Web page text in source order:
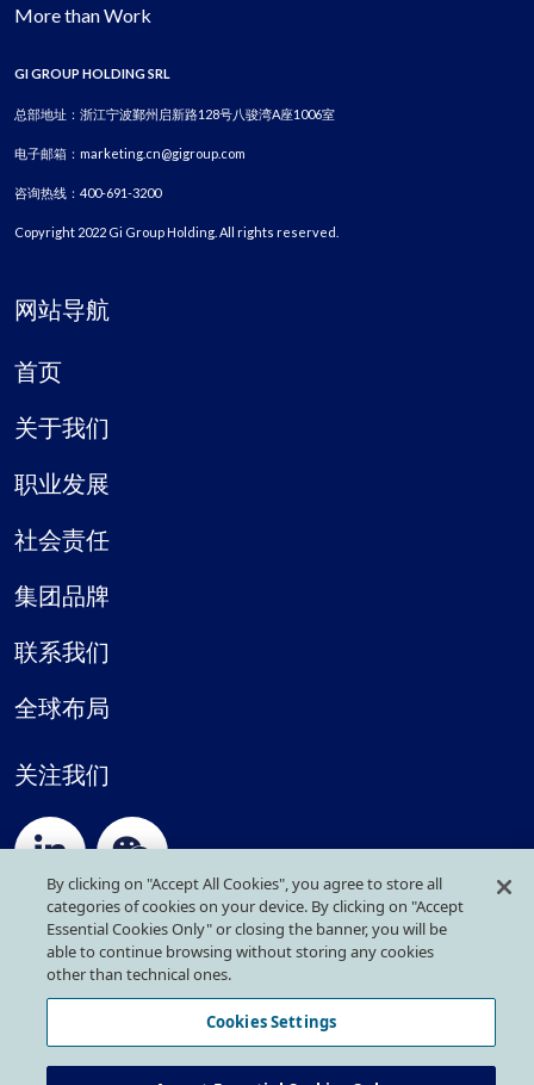
More than Work
GI GROUP HOLDING SRL
总部地址：浙江宁波鄞州启新路128号八骏湾A座1006室
电子邮箱：marketing.cn@gigroup.com
咨询热线：400-691-3200
Copyright 2022 Gi Group Holding. All rights reserved.
网站导航
首页
关于我们
职业发展
社会责任
集团品牌
联系我们
全球布局
关注我们
隐私政策
Cookies 政策
By clicking on "Accept All Cookies", you agree to store all
categories of cookies on your device. By clicking on "Accept
Essential Cookies Only" or closing the banner, you will be
able to continue browsing without storing any cookies
other than technical ones.
Cookies Settings